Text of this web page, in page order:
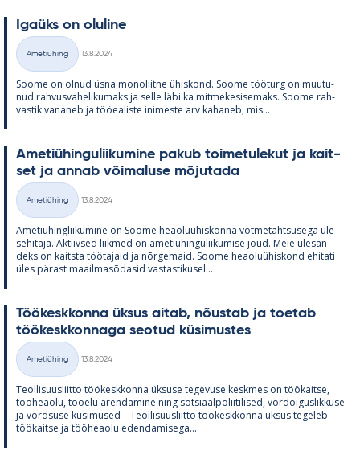
Igaüks on olu­line
Kategooriad
Ametiühing
13.8.2024
Soome on ol­nud üsna mo­no­liitne ühis­kond. Soome töö­turg on muu­tu­
nud rah­vus­va­he­li­ku­maks ja selle läbi ka mit­me­ke­si­se­maks. Soome rah­
vas­tik va­na­neb ja töö­ea­liste ini­meste arv ka­ha­neb, mis...
Ame­tiü­hin­gu­lii­ku­mine pa­kub toi­me­tu­le­kut ja kait­
set ja an­nab või­ma­luse mõ­ju­tada
Kategooriad
Ametiühing
13.8.2024
Ame­tiü­hinglii­ku­mine on Soome heao­luü­his­konna võt­me­täht­susega üle­
se­hi­taja. Ak­tiiv­sed liik­med on ame­tiü­hin­gu­lii­ku­mise jõud. Meie üle­san­
deks on kaitsta töö­ta­jaid ja nõr­ge­maid. Soome heao­luü­his­kond ehi­tati
üles pä­rast maa­il­masõ­da­sid vas­tas­ti­kusel...
Töö­kesk­konna ük­sus ai­tab, nõus­tab ja toe­tab
töö­kesk­kon­naga seo­tud kü­si­mus­tes
Kategooriad
Ametiühing
13.8.2024
Teol­li­suus­liitto töö­kesk­konna ük­suse te­ge­vuse kesk­mes on töö­kaitse,
töö­heaolu, töö­elu aren­da­mine ning sot­si­aal­po­lii­ti­li­sed, võrdõi­gus­lik­kuse
ja võrd­suse kü­si­mused – Teol­li­suus­liitto töö­kesk­konna ük­sus te­ge­leb
töö­kaitse ja töö­heaolu eden­da­mi­sega...